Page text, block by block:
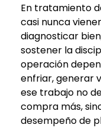
En tratamiento
casi nunca
diagnosticar
sostener la
operación
enfriar, generar
ese trabajo no
compra más,
desempeño de